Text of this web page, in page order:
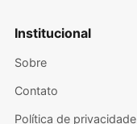
Institucional
Sobre
Contato
Política de privacidade